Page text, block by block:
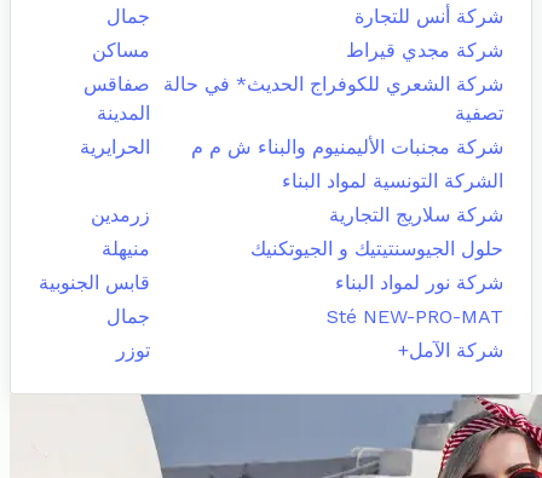
شركة أنس للتجارة
جمال
شركة مجدي قيراط
مساكن
شركة الشعري للكوفراج الحديث* في حالة
تصفية
صفاقس
المدينة
شركة مجنبات الأليمنيوم والبناء ش م م
الحرايرية
الشركة التونسية لمواد البناء
شركة سلاريج التجارية
زرمدين
حلول الجيوسنتيتيك و الجيوتكنيك
منيهلة
شركة نور لمواد البناء
قابس الجنوبية
Sté NEW-PRO-MAT
جمال
شركة الآمل+
توزر